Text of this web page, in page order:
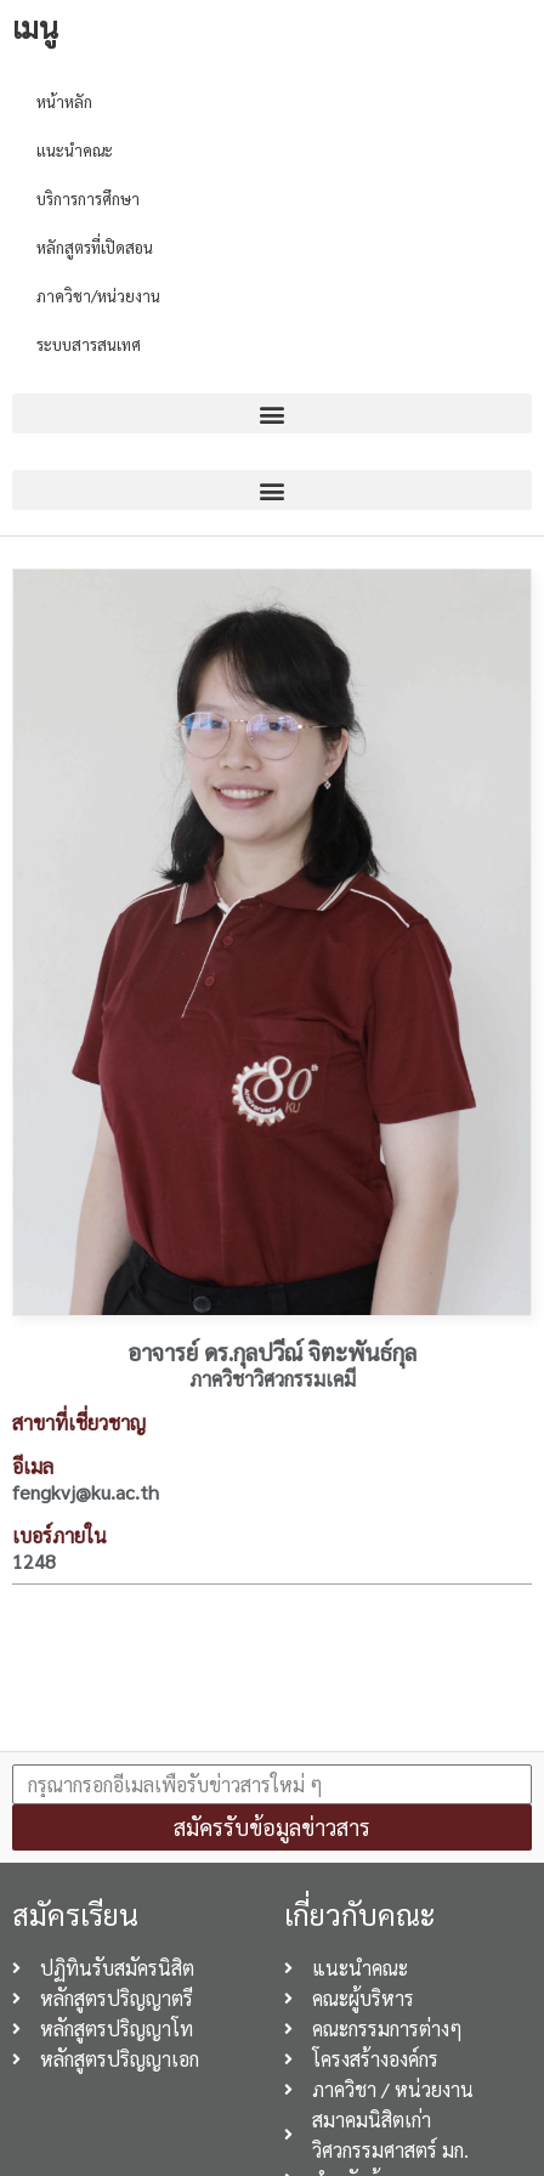
เมนู
หน้าหลัก
แนะนำคณะ
บริการการศึกษา
หลักสูตรที่เปิดสอน
ภาควิชา/หน่วยงาน
ระบบสารสนเทศ
อาจารย์ ดร.กุลปวีณ์ จิตะพันธ์กุล
ภาควิชาวิศวกรรมเคมี
สาขาที่เชี่ยวชาญ
อีเมล
fengkvj@ku.ac.th
เบอร์ภายใน
1248
สมัครรับข้อมูลข่าวสาร
สมัครเรียน
ปฏิทินรับสมัครนิสิต
หลักสูตรปริญญาตรี
หลักสูตรปริญญาโท
หลักสูตรปริญญาเอก
เกี่ยวกับคณะ
แนะนำคณะ
คณะผู้บริหาร
คณะกรรมการต่างๆ
โครงสร้างองค์กร
ภาควิชา / หน่วยงาน
สมาคมนิสิตเก่า
วิศวกรรมศาสตร์ มก.